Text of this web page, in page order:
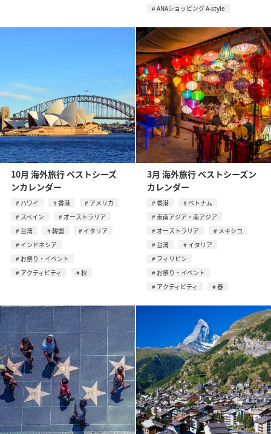
ANAショッピング A-style
10月 海外旅行 ベストシーズ
ンカレンダー
ハワイ 香港
アメリカ
スペイン
オーストラリア
台湾
韓国
イタリア
インドネシア
お祭り・イベント
アクティビティ
秋
3月 海外旅行 ベストシーズン
カレンダー
香港
ベトナム
東南アジア・南アジア
オーストラリア
メキシコ
台湾
イタリア
フィリピン
お祭り・イベント
アクティビティ
春